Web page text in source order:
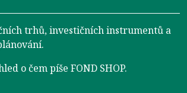
trhů, investičních instrumentů a
o čem píše FOND SHOP.